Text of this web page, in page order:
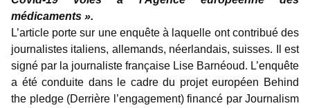
médicaments ».
L’article porte sur une enquête à laquelle ont contribué des
journalistes italiens, allemands, néerlandais, suisses. Il est
signé par la journaliste française Lise Barnéoud. L’enquête
a été conduite dans le cadre du projet européen Behind
the pledge (Derrière l’engagement) financé par Journalism